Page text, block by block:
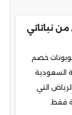
نباتاتي
خصم
السعودية
التي